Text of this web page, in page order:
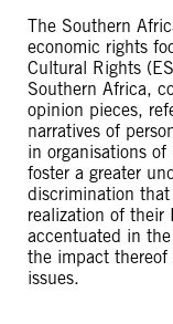
The Southern
economic rights
Cultural Rights
Southern Africa,
opinion pieces,
narratives of
in organisations
foster a greater
discrimination
realization of their
accentuated in
the impact thereof
issues.